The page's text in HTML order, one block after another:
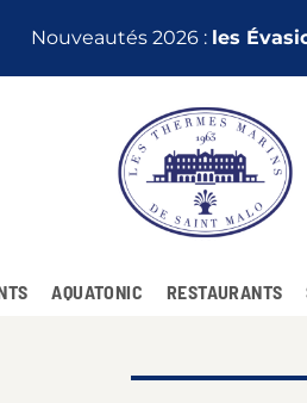
Nouveautés 2026 : les
AQUATONIC RESTAURANTS